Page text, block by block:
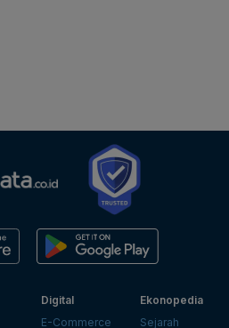
Digital
E-Commerce
Ekonopedia
Sejarah